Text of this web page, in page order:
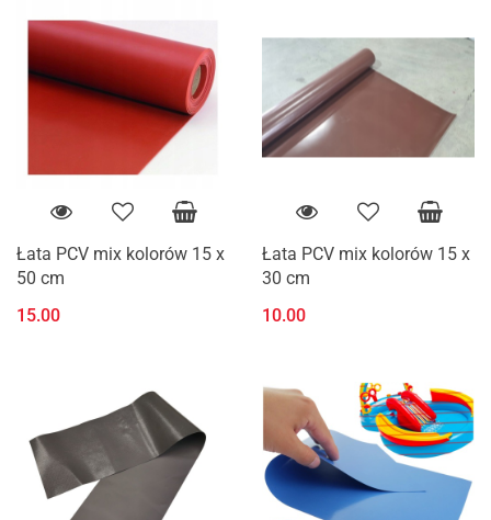
Łata PCV mix kolorów 15 x
50 cm
15.00
Łata PCV mix kolorów 15 x
30 cm
10.00